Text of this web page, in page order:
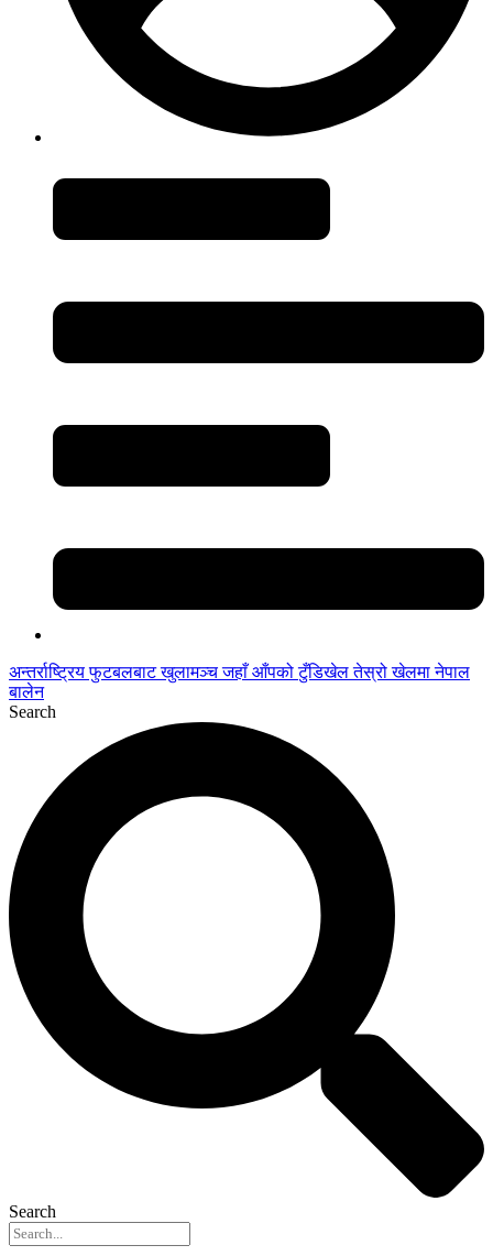
अन्तर्राष्ट्रिय फुटबलबाट खुलामञ्च जहाँ आँपको टुँडिखेल तेस्रो खेलमा नेपाल
बालेन
Search
Search